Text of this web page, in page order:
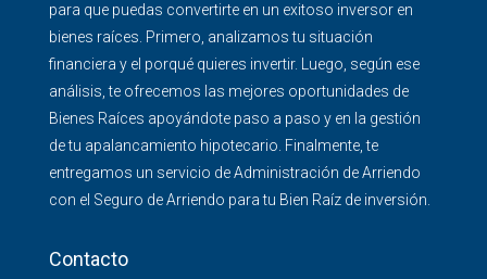
para que puedas convertirte en un exitoso inversor en
bienes raíces. Primero, analizamos tu situación
financiera y el porqué quieres invertir. Luego, según ese
análisis, te ofrecemos las mejores oportunidades de
Bienes Raíces apoyándote paso a paso y en la gestión
de tu apalancamiento hipotecario. Finalmente, te
entregamos un servicio de Administración de Arriendo
con el Seguro de Arriendo para tu Bien Raíz de inversión.
Contacto